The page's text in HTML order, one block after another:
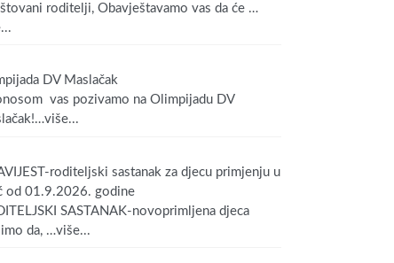
roditelji, Obavještavamo vas da će …
DV Maslačak
vas pozivamo na Olimpijadu DV
…više...
roditeljski sastanak za djecu primjenju u
od 01.9.2026. godine
SASTANAK-novoprimljena djeca
da, …više...